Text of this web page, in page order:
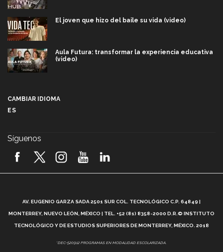
El joven que hizo del baile su vida (video)
Aula Futura: transformar la experiencia educativa
(video)
2026! (video)
¿Cómo es el Modelo Educativo Tec? (video)
Vida Tec: Feminismo e Inteligencia Artificial, Paola
CAMBIAR IDIOMA
ES
Síguenos
AV. EUGENIO GARZA SADA 2501 SUR COL. TECNOLÓGICO C.P. 64849 |
MONTERREY, NUEVO LEÓN, MÉXICO | TEL. +52 (81) 8358-2000 D.R.© INSTITUTO
TECNOLÓGICO Y DE ESTUDIOS SUPERIORES DE MONTERREY, MÉXICO. 2018
*DEC-520912 PROGRAMAS EN MODALIDAD ESCOLARIZADA.